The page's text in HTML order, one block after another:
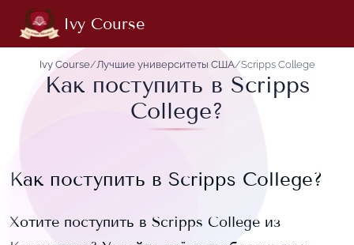
Ivy Course
Ivy Course/Лучшие университеты США/Scripps College
Как поступить в Scripps
College?
Как поступить в Scripps College?
Хотите поступить в Scripps College из